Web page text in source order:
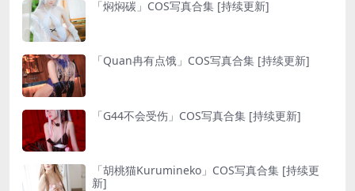
「焖焖碳」COS写真合集 [持续更新]
「Quan冉有点饿」COS写真合集 [持续更新]
「G44不会受伤」COS写真合集 [持续更新]
「胡桃猫Kurumineko」COS写真合集 [持续更
新]